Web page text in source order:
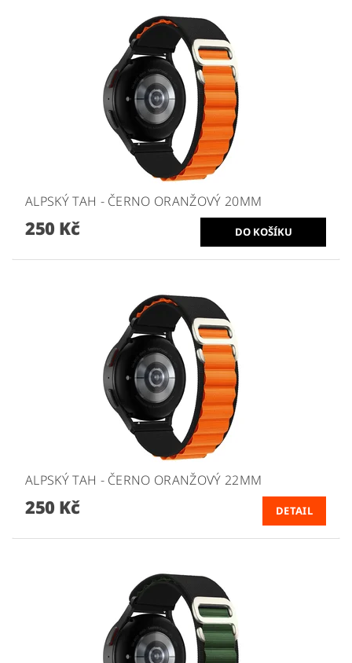
ALPSKÝ TAH - ČERNO ORANŽOVÝ 20MM
250 Kč
ALPSKÝ TAH - ČERNO ORANŽOVÝ 22MM
250 Kč DETAIL